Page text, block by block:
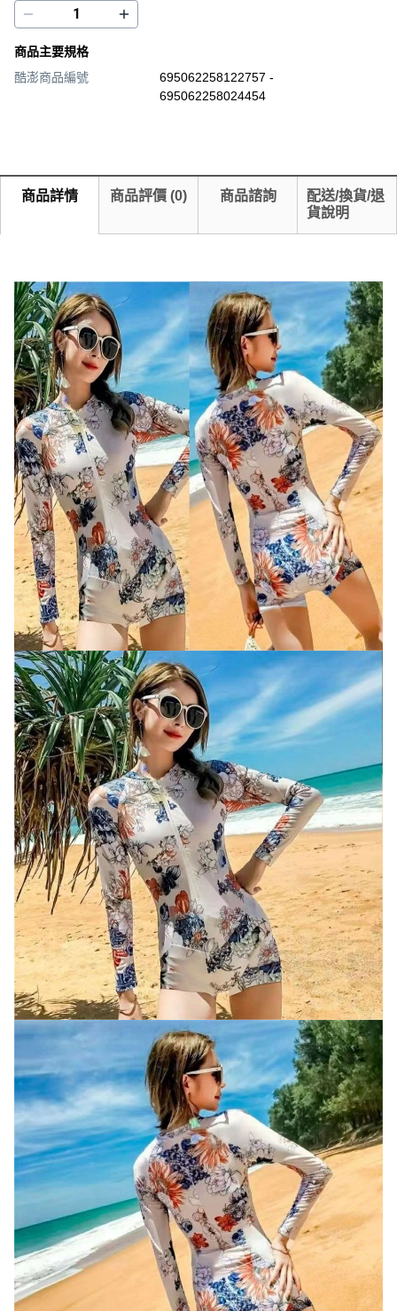
商品主要規格
酷澎商品編號
695062258122757 -
695062258024454
商品詳情 商品評價 (0) 商品諮詢
配送/換貨/退
貨說明